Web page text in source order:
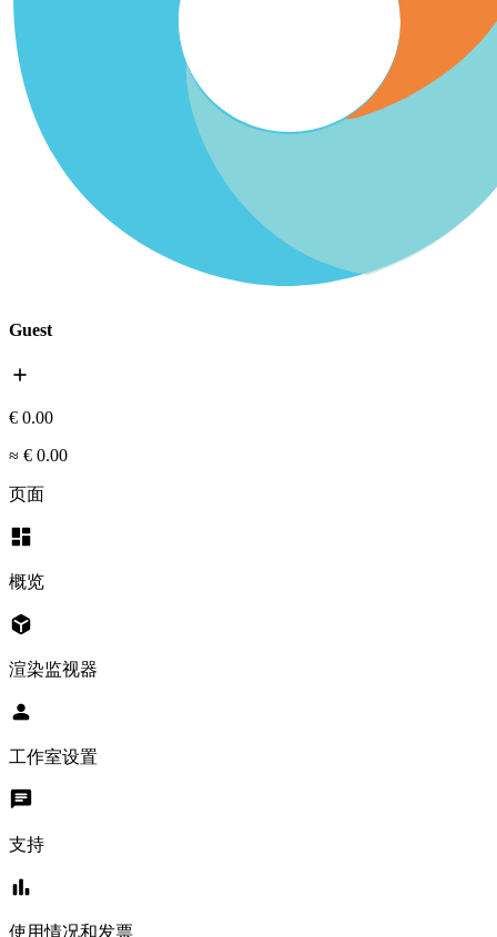
Guest
add
€ 0.00
≈ € 0.00
页面
dashboard
概览
deployed_code
渲染监视器
person
工作室设置
chat
支持
bar_chart
使用情况和发票